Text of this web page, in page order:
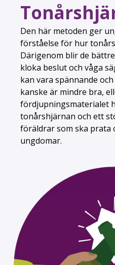
Den här metoden ger
förståelse för hur
Därigenom blir de
kloka beslut och våga
kan vara spännande
kanske är mindre bra,
fördjupningsmaterialet
tonårshjärnan och ett
föräldrar som ska prata
ungdomar.